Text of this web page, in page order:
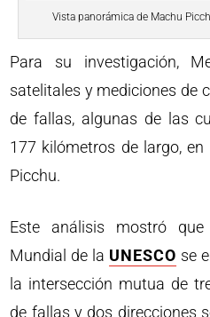
Vista panorámica de Machu
Para su investigación,
satelitales y mediciones de
de fallas, algunas de las
177 kilómetros de largo,
Picchu.
Este análisis mostró
Mundial de la UNESCO se
la intersección mutua de
de fallas y dos direcciones